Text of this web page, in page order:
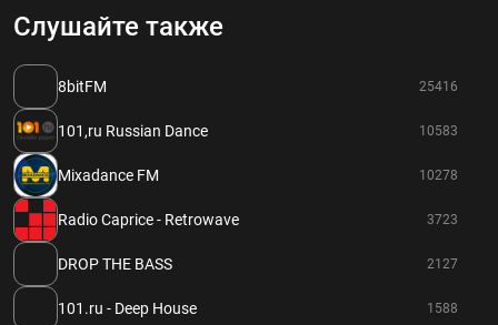
Слушайте также
8bitFM 25416
101,ru Russian Dance 10583
Mixadance FM 10278
Radio Caprice - Retrowave 3723
DROP THE BASS 2127
101.ru - Deep House 1588